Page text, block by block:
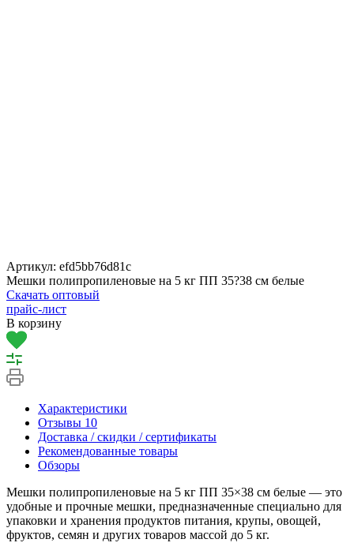
Артикул: efd5bb76d81c
Мешки полипропиленовые на 5 кг ПП 35?38 см белые
Скачать оптовый
прайс-лист
В корзину
Характеристики
Отзывы 10
Доставка / скидки / сертификаты
Рекомендованные товары
Обзоры
Мешки полипропиленовые на 5 кг ПП 35×38 см белые — это
удобные и прочные мешки, предназначенные специально для
упаковки и хранения продуктов питания, крупы, овощей,
фруктов, семян и других товаров массой до 5 кг.